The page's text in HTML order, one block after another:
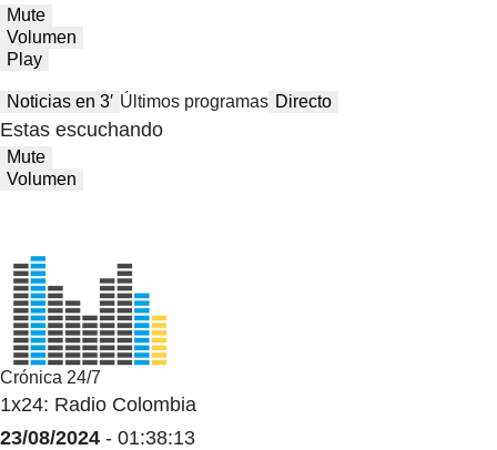
Mute
Volumen
Play
Noticias en 3′ Últimos programas Directo
Estas escuchando
Mute
Volumen
Crónica 24/7
1x24: Radio Colombia
23/08/2024 - 01:38:13